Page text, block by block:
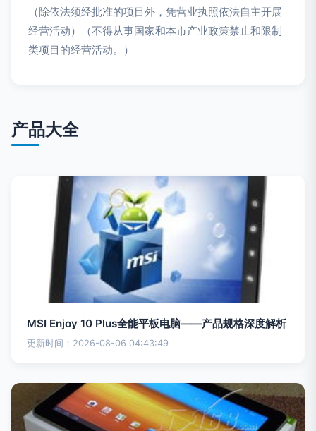
（除依法须经批准的项目外，凭营业执照依法自主开展
经营活动）（不得从事国家和本市产业政策禁止和限制
类项目的经营活动。）
产品大全
MSI Enjoy 10 Plus全能平板电脑——产品规格深度解析
更新时间：2026-08-06 04:43:49